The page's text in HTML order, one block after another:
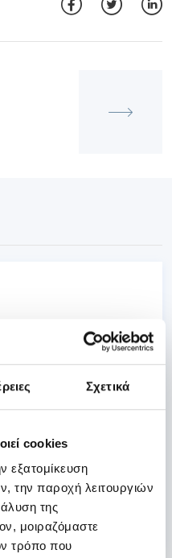
Σχετικά
cookies
εξατομίκευση
την παροχή λειτουργιών
της
μοιραζόμαστε
τρόπο που
νεοπλασίες και
και μαστού:
νεότερα
2026»